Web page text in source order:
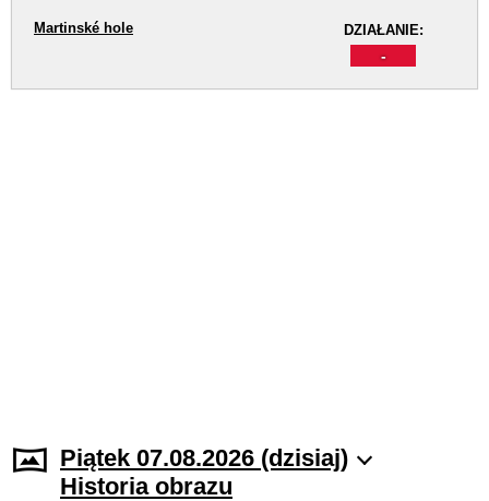
DZIAŁANIE:
-
Martinské hole
Piątek 07.08.2026 (dzisiaj)
Historia obrazu